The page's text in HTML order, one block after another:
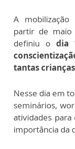
A mobilização
partir de
definiu o dia
tantas
Nesse dia em
seminários,
atividades para
importância da